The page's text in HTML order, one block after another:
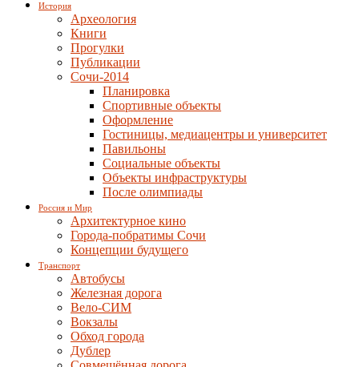
История
Археология
Книги
Прогулки
Публикации
Сочи-2014
Планировка
Спортивные объекты
Оформление
Гостиницы, медиацентры и университет
Павильоны
Социальные объекты
Объекты инфраструктуры
После олимпиады
Россия и Мир
Архитектурное кино
Города-побратимы Сочи
Концепции будущего
Транспорт
Автобусы
Железная дорога
Вело-СИМ
Вокзалы
Обход города
Дублер